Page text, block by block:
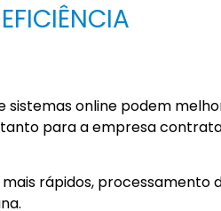
sistemas online podem
para a empresa
rápidos, processamento